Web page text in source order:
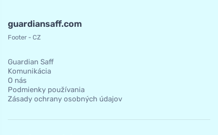
guardiansaff.com
Footer - CZ
Guardian Saff
Komunikácia
O nás
Podmienky používania
Zásady ochrany osobných údajov